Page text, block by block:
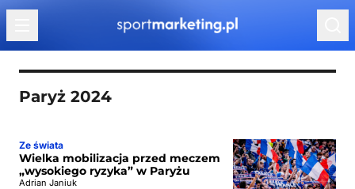
Przejdź do treści
Paryż 2024
Ze świata
Wielka mobilizacja przed meczem
„wysokiego ryzyka” w Paryżu
Adrian Janiuk